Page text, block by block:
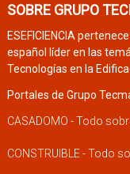
SOBRE GRUPO
ESEFICIENCIA
español líder en las
Tecnologías en la
Portales de Grupo
CASADOMO - Todo
CONSTRUIBLE - Todo